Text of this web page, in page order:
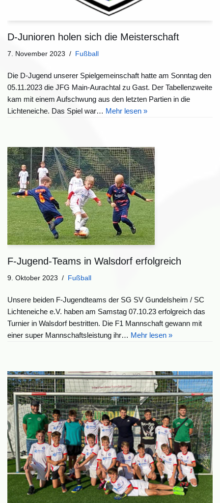
D-Junioren holen sich die Meisterschaft
7. November 2023 Fußball
Die D-Jugend unserer Spielgemeinschaft hatte am Sonntag den
05.11.2023 die JFG Main-Aurachtal zu Gast. Der Tabellenzweite
kam mit einem Aufschwung aus den letzten Partien in die
Lichteneiche. Das Spiel war… Mehr lesen »
F-Jugend-Teams in Walsdorf erfolgreich
9. Oktober 2023 Fußball
Unsere beiden F-Jugendteams der SG SV Gundelsheim / SC
Lichteneiche e.V. haben am Samstag 07.10.23 erfolgreich das
Turnier in Walsdorf bestritten. Die F1 Mannschaft gewann mit
einer super Mannschaftsleistung ihr… Mehr lesen »